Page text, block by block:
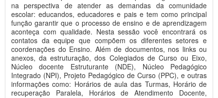
na perspectiva de atender as demandas da comunidade
escolar: educandos, educadores e pais e tem como principal
função garantir que o processo de ensino e de aprendizagem
aconteça com qualidade. Nesta sessão você encontrará os
contatos da equipe que compõem os diferentes setores e
coordenações do Ensino. Além de documentos, nos links ou
anexos, da estruturação, dos Colegiados de Curso ou Eixo,
Núcleo docente Estruturante (NDE), Núcleo Pedagógico
Integrado (NPI), Projeto Pedagógico de Curso (PPC), e outras
informações como: Horários de aula das Turmas, Horário de
recuperação Paralela, Horários de Atendimento Docente,